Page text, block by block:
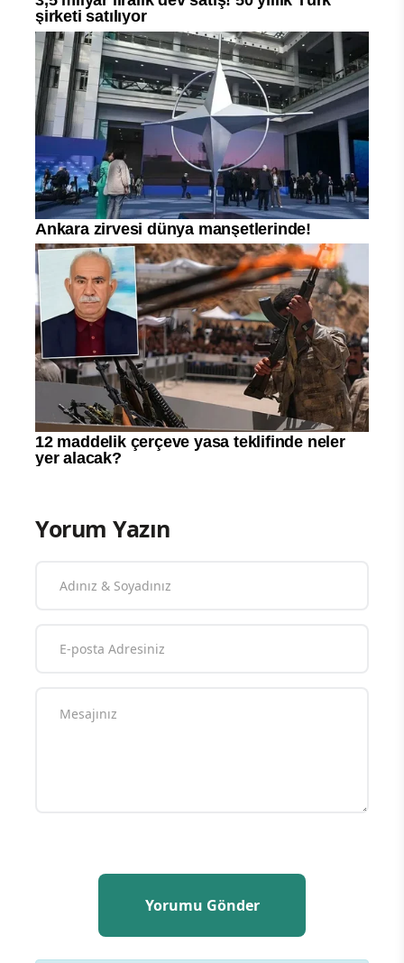
Yorum Yazın